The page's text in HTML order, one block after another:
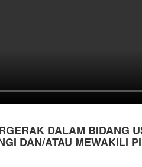
DALAM BIDANG
DAN/ATAU MEWAKILI